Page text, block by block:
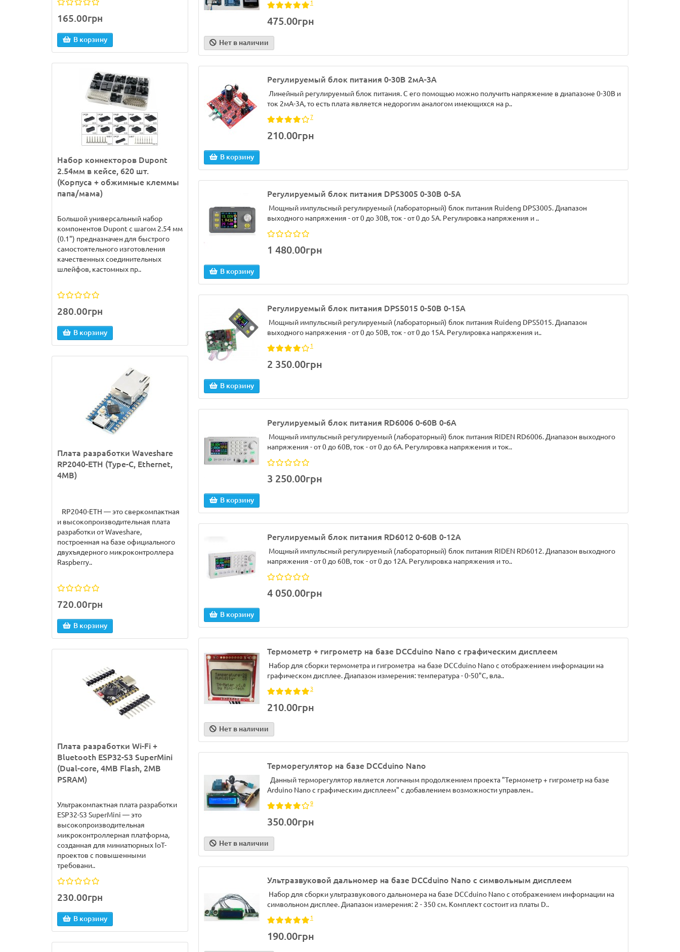
165.00грн
В корзину
Набор коннекторов Dupont
2.54мм в кейсе, 620 шт.
(Корпуса + обжимные клеммы
папа/мама)
Большой универсальный набор
компонентов Dupont с шагом 2.54 мм
(0.1") предназначен для быстрого
самостоятельного изготовления
качественных соединительных
шлейфов, кастомных пр..
280.00грн
В корзину
Плата разработки Waveshare
RP2040-ETH (Type-C, Ethernet,
4MB)
RP2040-ETH — это сверкомпактная
и высокопроизводительная плата
разработки от Waveshare,
построенная на базе официального
двухъядерного микроконтроллера
Raspberry..
720.00грн
В корзину
Плата разработки Wi-Fi +
Bluetooth ESP32-S3 SuperMini
(Dual-core, 4MB Flash, 2MB
PSRAM)
Ультракомпактная плата разработки
ESP32-S3 SuperMini — это
высокопроизводительная
микроконтроллерная платформа,
созданная для миниатюрных IoT-
проектов с повышенными
требовани..
230.00грн
В корзину
1
475.00грн
Нет в наличии
Регулируемый блок питания 0-30В 2мА-3А
Линейный регулируемый блок питания. С его помощью можно получить напряжение в диапазоне 0-30В и
ток 2мА-3А, то есть плата является недорогим аналогом имеющихся на р..
7
210.00грн
В корзину
Регулируемый блок питания DPS3005 0-30В 0-5А
Мощный импульсный регулируемый (лабораторный) блок питания Ruideng DPS3005. Диапазон
выходного напряжения - от 0 до 30В, ток - от 0 до 5А. Регулировка напряжения и ..
1 480.00грн
В корзину
Регулируемый блок питания DPS5015 0-50В 0-15А
Мощный импульсный регулируемый (лабораторный) блок питания Ruideng DPS5015. Диапазон
выходного напряжения - от 0 до 50В, ток - от 0 до 15А. Регулировка напряжения и..
1
2 350.00грн
В корзину
Регулируемый блок питания RD6006 0-60В 0-6А
Мощный импульсный регулируемый (лабораторный) блок питания RIDEN RD6006. Диапазон выходного
напряжения - от 0 до 60В, ток - от 0 до 6А. Регулировка напряжения и ток..
3 250.00грн
В корзину
Регулируемый блок питания RD6012 0-60В 0-12А
Мощный импульсный регулируемый (лабораторный) блок питания RIDEN RD6012. Диапазон выходного
напряжения - от 0 до 60В, ток - от 0 до 12А. Регулировка напряжения и то..
4 050.00грн
В корзину
Термометр + гигрометр на базе DCCduino Nano с графическим дисплеем
Набор для сборки термометра и гигрометра на базе DCCduino Nano с отображением информации на
графическом дисплее. Диапазон измерения: температура - 0-50"С, вла..
3
210.00грн
Нет в наличии
Терморегулятор на базе DCCduino Nano
Данный терморегулятор является логичным продолжением проекта "Термометр + гигрометр на базе
Arduino Nano с графическим дисплеем" с добавлением возможности управлен..
9
350.00грн
Нет в наличии
Ультразвуковой дальномер на базе DCCduino Nano с символьным дисплеем
Набор для сборки ультразвукового дальномера на базе DCCduino Nano с отображением информации на
символьном дисплее. Диапазон измерения: 2 - 350 см. Комплект состоит из платы D..
1
190.00грн